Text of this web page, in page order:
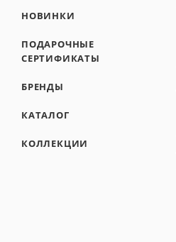
НОВИНКИ
ПОДАРОЧНЫЕ
СЕРТИФИКАТЫ
БРЕНДЫ
КАТАЛОГ
КОЛЛЕКЦИИ